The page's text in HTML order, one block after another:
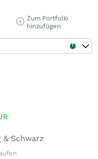
Zum Portfolio
hinzufügen
& Schwarz